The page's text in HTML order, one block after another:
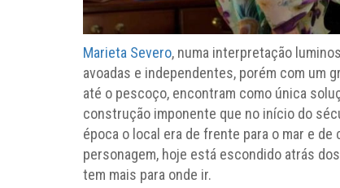
Marieta Severo, numa interpretação
avoadas e independentes, porém com um
até o pescoço, encontram como única
construção imponente que no início do
época o local era de frente para o mar e
personagem, hoje está escondido atrás
tem mais para onde ir.